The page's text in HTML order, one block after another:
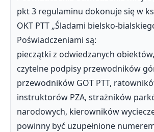
pkt 3 regulaminu dokonuje się w
OKT PTT „Śladami bielsko-
Poświadczeniami są:
pieczątki z odwiedzanych obiektów,
czytelne podpisy przewodników
przewodników GOT PTT,
instruktorów PZA, strażników
narodowych, kierowników
powinny być uzupełnione